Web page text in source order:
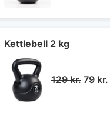
Kettlebell 2 kg
129kr. Den
79 kr.